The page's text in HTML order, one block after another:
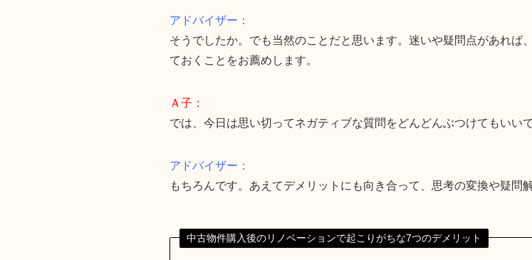
アドバイザー：
そうでしたか。でも当然のことだと思います。迷いや疑問点があれば
ておくことをお薦めします。
Ａ子：
では、今日は思い切ってネガティブな質問をどんどんぶつけてもいい
アドバイザー：
もちろんです。あえてデメリットにも向き合って、思考の変換や疑問
中古物件購入後のリノベーションで起こりがちな7つのデメリット